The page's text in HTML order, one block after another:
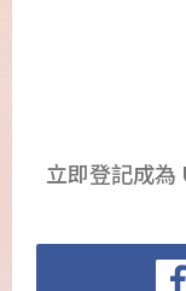
立即登記成